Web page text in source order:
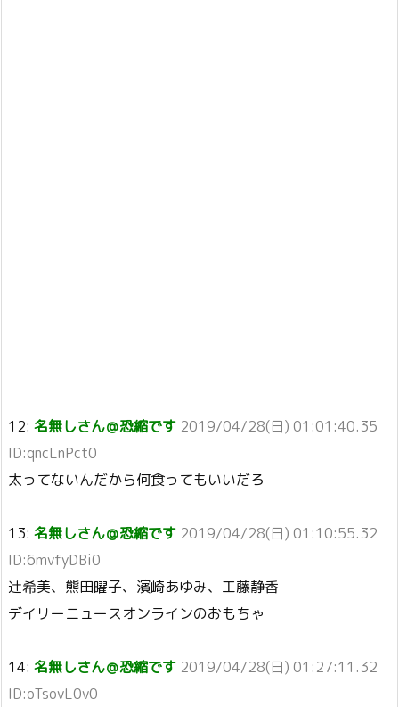
12: 名無しさん＠恐縮です 2019/04/28(日) 01:01:40.35
ID:qncLnPct0
太ってないんだから何食ってもいいだろ
13: 名無しさん＠恐縮です 2019/04/28(日) 01:10:55.32
ID:6mvfyDBi0
辻希美、熊田曜子、濱崎あゆみ、工藤静香
デイリーニュースオンラインのおもちゃ
14: 名無しさん＠恐縮です 2019/04/28(日) 01:27:11.32
ID:oTsovL0v0